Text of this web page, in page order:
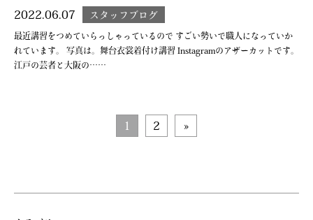
2022.06.07 スタッフブログ
最近講習をつめていらっしゃっているので すごい勢いで職人になっていか
れています。 写真は。舞台衣裳着付け講習 Instagramのアザーカットです。
江戸の芸者と大阪の……
1 2 »